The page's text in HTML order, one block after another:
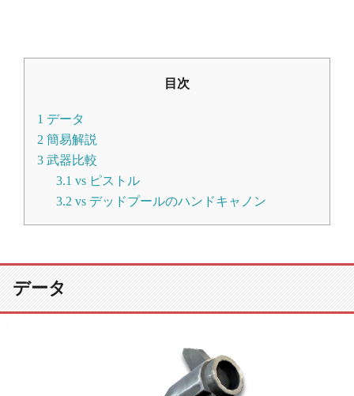
目次
1 データ
2 簡易解説
3 武器比較
3.1 vs ピストル
3.2 vs デッドプールのハンドキャノン
データ